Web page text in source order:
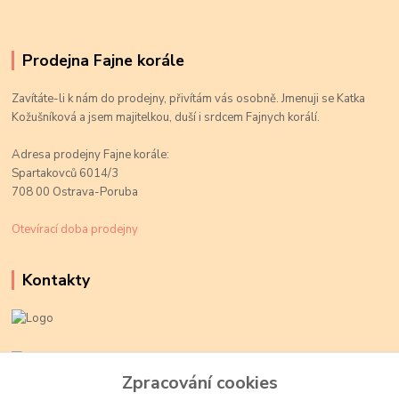
Prodejna Fajne korále
Zavítáte-li k nám do prodejny, přivítám vás osobně. Jmenuji se Katka
Kožušníková a jsem majitelkou, duší i srdcem Fajnych korálí.
Adresa prodejny Fajne korále:
Spartakovců 6014/3
708 00 Ostrava-Poruba
Otevírací doba prodejny
Kontakty
+420 774 719 784
Zpracování cookies